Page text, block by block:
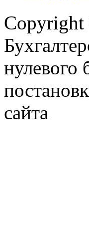
нулевого
сайта